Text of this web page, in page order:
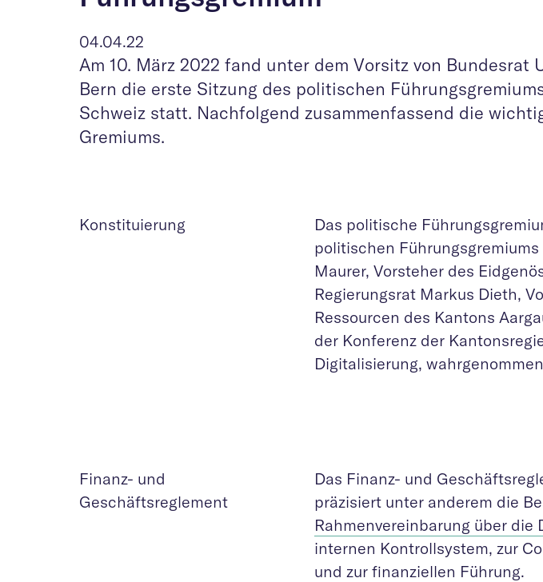
04.04.22
Am 10. März 2022 fand unter dem Vorsitz von Bundesrat
Bern die erste Sitzung des politischen
Schweiz statt. Nachfolgend zusammenfassend die
Gremiums.
Konstituierung
Das politische
politischen
Maurer, Vorsteher des
Regierungsrat Markus Dieth,
Ressourcen des Kantons
der Konferenz der
Digitalisierung,
Finanz- und
Geschäftsreglement
Das Finanz- und
präzisiert unter anderem die
Rahmenvereinbarung über die
internen Kontrollsystem, zur
und zur finanziellen Führung.